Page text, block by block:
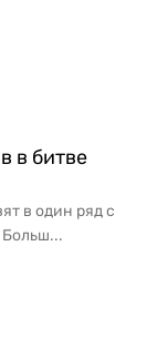
в битве
в один ряд с
Больш...